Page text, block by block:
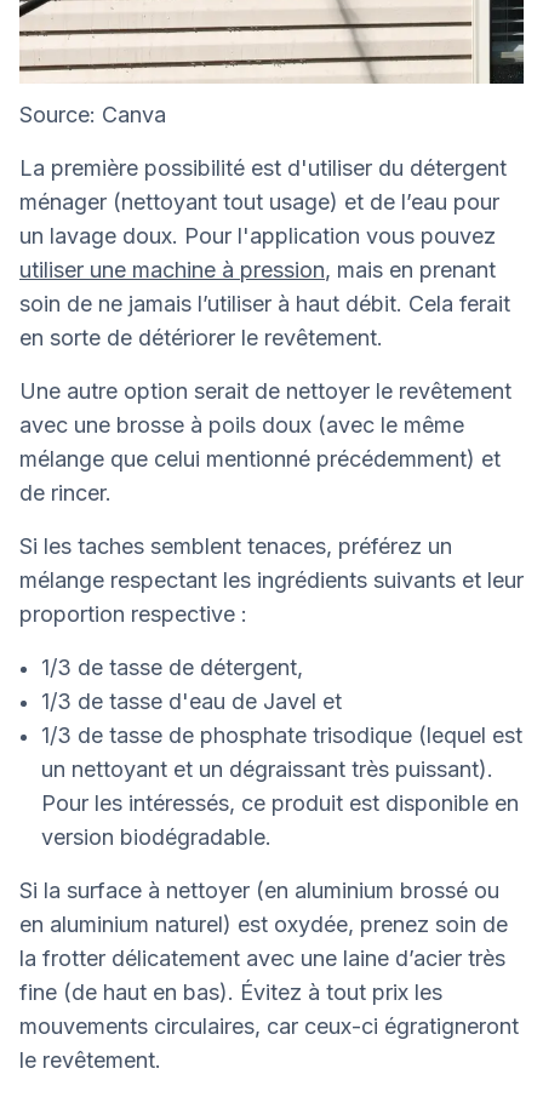
Source: Canva
La première possibilité est d'utiliser du détergent
ménager (nettoyant tout usage) et de l’eau pour
un lavage doux. Pour l'application vous pouvez
utiliser une machine à pression, mais en prenant
soin de ne jamais l’utiliser à haut débit. Cela ferait
en sorte de détériorer le revêtement.
Une autre option serait de nettoyer le revêtement
avec une brosse à poils doux (avec le même
mélange que celui mentionné précédemment) et
de rincer.
Si les taches semblent tenaces, préférez un
mélange respectant les ingrédients suivants et leur
proportion respective :
1/3 de tasse de détergent,
1/3 de tasse d'eau de Javel et
1/3 de tasse de phosphate trisodique (lequel est
un nettoyant et un dégraissant très puissant).
Pour les intéressés, ce produit est disponible en
version biodégradable.
Si la surface à nettoyer (en aluminium brossé ou
en aluminium naturel) est oxydée, prenez soin de
la frotter délicatement avec une laine d’acier très
fine (de haut en bas). Évitez à tout prix les
mouvements circulaires, car ceux-ci égratigneront
le revêtement.